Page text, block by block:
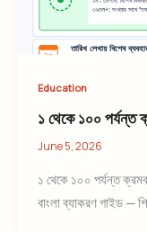
Education
১ থেকে ১০০ পর্যন্ত
June 5, 2026
১ থেকে ১০০ পর্যন্ত
বাংলা ব্যাকরণ গাইড —